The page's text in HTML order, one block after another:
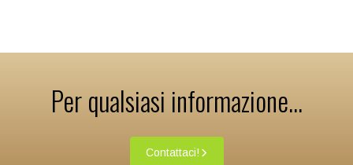
Per qualsiasi informazione...
Contattaci!